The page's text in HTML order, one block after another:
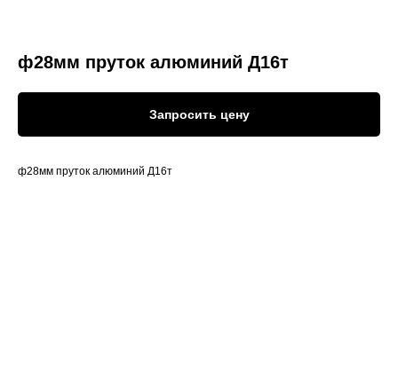
ф28мм пруток алюминий Д16т
Запросить цену
ф28мм пруток алюминий Д16т